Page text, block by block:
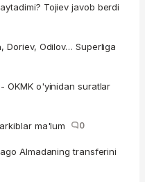
Tojiev javob berdi
Doriev, Odilov… Superliga
OKMK o'yinidan suratlar
ma'lum 0
Almadaning transferini